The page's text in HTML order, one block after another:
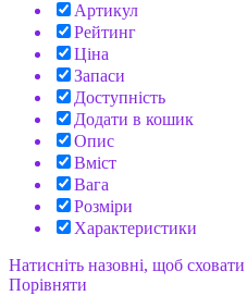
Артикул
Рейтинг
Ціна
Запаси
Доступність
Додати в кошик
Опис
Вміст
Вага
Розміри
Характеристики
Натисніть назовні, щоб
Порівняти